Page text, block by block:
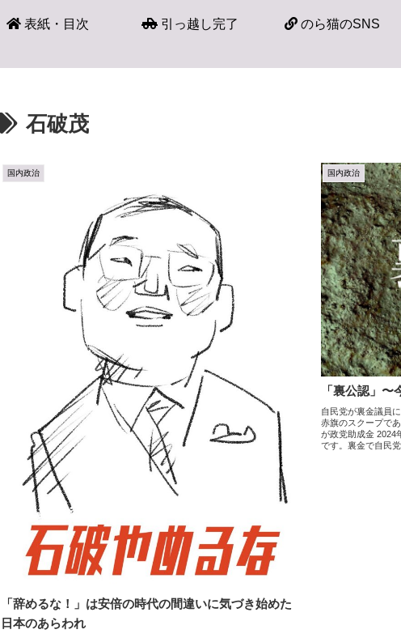
表紙・目次 引っ越し完了 のら猫のSNS
石破茂
国内政治
「辞めるな！」は安倍の時代の間違いに気づき始めた
日本のあらわれ
国内政治
「裏公認」
自民党が裏金議員
赤旗のスクープで
が政党助成金 2024
です。裏金で自民党